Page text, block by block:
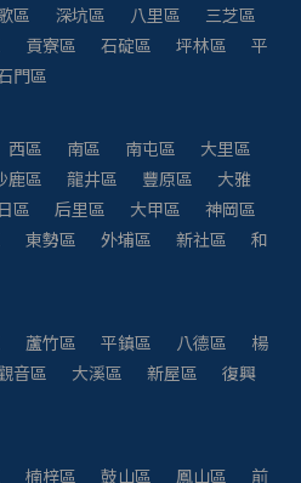
區 深坑區 八里區
三芝區
貢寮區 石碇區 坪林區
平
門區
西區 南區 南屯區
大里區
鹿區 龍井區 豐原區
大雅
區 后里區 大甲區
神岡區
東勢區 外埔區 新社區
和
蘆竹區 平鎮區 八德區
楊
音區 大溪區 新屋區
復興
楠梓區 鼓山區 鳳山區 前